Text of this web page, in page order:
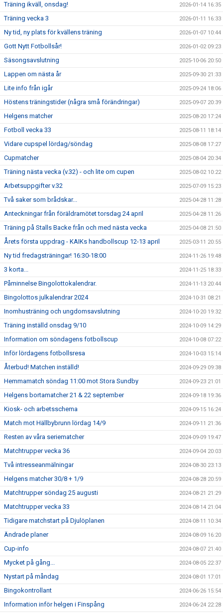
Träning ikväll, onsdag! 2026-01-14 16:35
Träning vecka 3 2026-01-11 16:33
Ny tid, ny plats för kvällens träning 2026-01-07 10:44
Gott Nytt Fotbollsår! 2026-01-02 09:23
Säsongsavslutning 2025-10-06 20:50
Lappen om nästa år 2025-09-30 21:33
Lite info från igår 2025-09-24 18:06
Höstens träningstider (några små förändringar) 2025-09-07 20:39
Helgens matcher 2025-08-20 17:24
Fotboll vecka 33 2025-08-11 18:14
Vidare cupspel lördag/söndag 2025-08-08 17:27
Cupmatcher 2025-08-04 20:34
Träning nästa vecka (v.32) - och lite om cupen 2025-08-02 10:22
Arbetsuppgifter v.32 2025-07-09 15:23
Två saker som brådskar... 2025-04-28 11:28
Anteckningar från föräldramötet torsdag 24 april 2025-04-28 11:26
Träning på Stalls Backe från och med nästa vecka 2025-04-08 21:50
Årets första uppdrag - KAIKs handbollscup 12-13 april 2025-03-11 20:55
Ny tid fredagsträningar! 16:30-18:00 2024-11-26 19:48
3 korta... 2024-11-25 18:33
Påminnelse Bingolottokalendrar. 2024-11-13 20:44
Bingolottos julkalendrar 2024 2024-10-31 08:21
Inomhusträning och ungdomsavslutning 2024-10-20 19:32
Träning inställd onsdag 9/10 2024-10-09 14:29
Information om söndagens fotbollscup 2024-10-08 07:22
Inför lördagens fotbollsresa 2024-10-03 15:14
Återbud! Matchen inställd! 2024-09-29 09:38
Hemmamatch söndag 11:00 mot Stora Sundby 2024-09-23 21:01
Helgens bortamatcher 21 & 22 september 2024-09-18 19:36
Kiosk- och arbetsschema 2024-09-15 16:24
Match mot Hällbybrunn lördag 14/9 2024-09-11 21:36
Resten av våra seriematcher 2024-09-09 19:47
Matchtrupper vecka 36 2024-09-04 20:03
Två intresseanmälningar 2024-08-30 23:13
Helgens matcher 30/8 + 1/9 2024-08-28 20:59
Matchtrupper söndag 25 augusti 2024-08-21 21:29
Matchtrupper vecka 33 2024-08-14 21:04
Tidigare matchstart på Djulöplanen 2024-08-11 10:34
Ändrade planer 2024-08-09 16:20
Cup-info 2024-08-07 21:40
Mycket på gång... 2024-08-05 22:37
Nystart på måndag 2024-08-01 17:01
Bingokontrollant 2024-06-26 15:54
Information inför helgen i Finspång 2024-06-24 22:28